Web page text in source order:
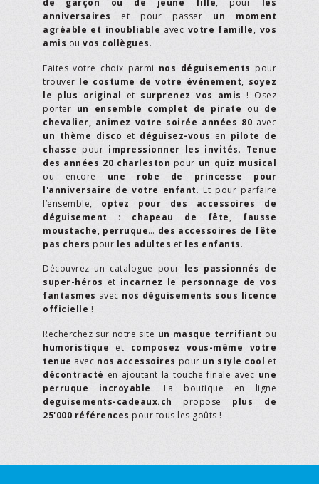
de garçon ou de jeune fille, pour
les
anniversaires et pour passer un moment
agréable et inoubliable avec votre famille, vos
amis ou vos collègues.
Faites votre choix parmi nos déguisements pour
trouver le costume de votre événement, soyez
le plus original et surprenez vos amis ! Osez
porter un ensemble complet de pirate ou de
chevalier, animez votre soirée années 80 avec
un thème disco et déguisez-vous en pilote de
chasse pour impressionner les invités. Tenue
des années 20 charleston pour un quiz musical
ou encore une robe de princesse pour
l'anniversaire de votre enfant. Et pour parfaire
l’ensemble, optez pour des accessoires de
déguisement : chapeau de fête, fausse
moustache, perruque… des accessoires de fête
pas chers pour les adultes et les enfants.
Découvrez un catalogue pour les passionnés de
super-héros et incarnez le personnage de vos
fantasmes avec nos déguisements sous licence
officielle !
Recherchez sur notre site un masque terrifiant ou
humoristique et composez vous-même votre
tenue avec nos accessoires pour un style cool et
décontracté en ajoutant la touche finale avec une
perruque incroyable. La boutique en ligne
deguisements-cadeaux.ch propose plus de
25'000 références pour tous les goûts !